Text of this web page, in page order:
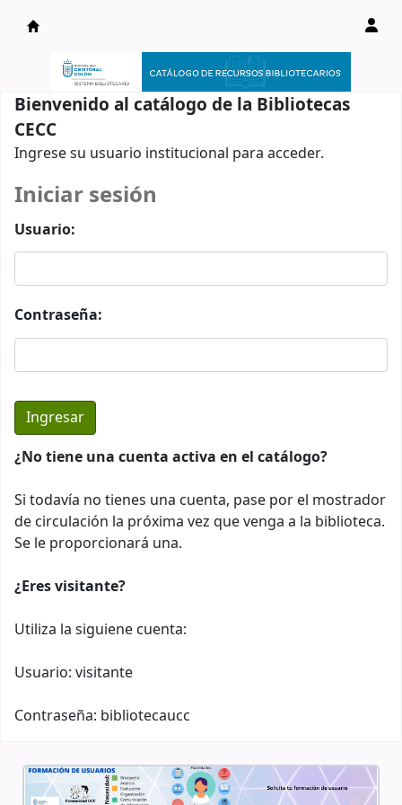
Catálogo en línea
Bienvenido al catálogo de la Bibliotecas
CECC
Ingrese su usuario institucional para acceder.
Iniciar sesión
Usuario:
Contraseña:
¿No tiene una cuenta activa en el catálogo?
Si todavía no tienes una cuenta, pase por el mostrador
de circulación la próxima vez que venga a la biblioteca.
Se le proporcionará una.
¿Eres visitante?
Utiliza la siguiene cuenta:
Usuario: visitante
Contraseña: bibliotecaucc